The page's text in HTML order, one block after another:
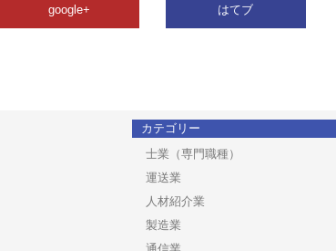
google+ はてブ
カテゴリー
士業（専門職種）
運送業
人材紹介業
製造業